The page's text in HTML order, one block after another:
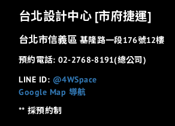
台北設計中心 [市府捷運]
台北市信義區基隆路一段176號12樓
預約電話: 02-2768-8191(總公司)
LINE ID: @4WSpace
Google Map 導航
** 採預約制